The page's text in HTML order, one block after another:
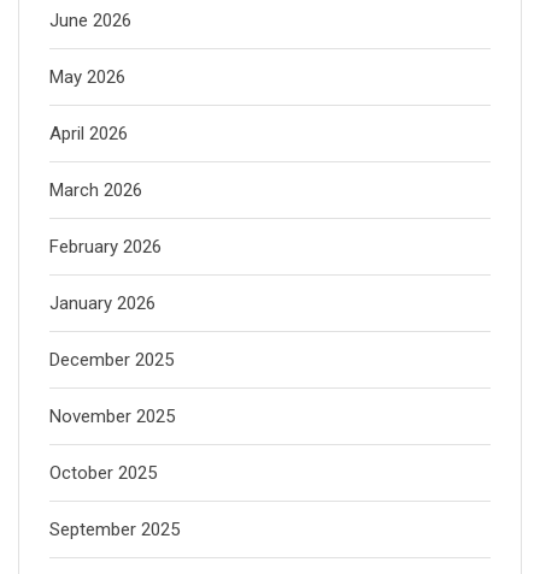
June 2026
May 2026
April 2026
March 2026
February 2026
January 2026
December 2025
November 2025
October 2025
September 2025